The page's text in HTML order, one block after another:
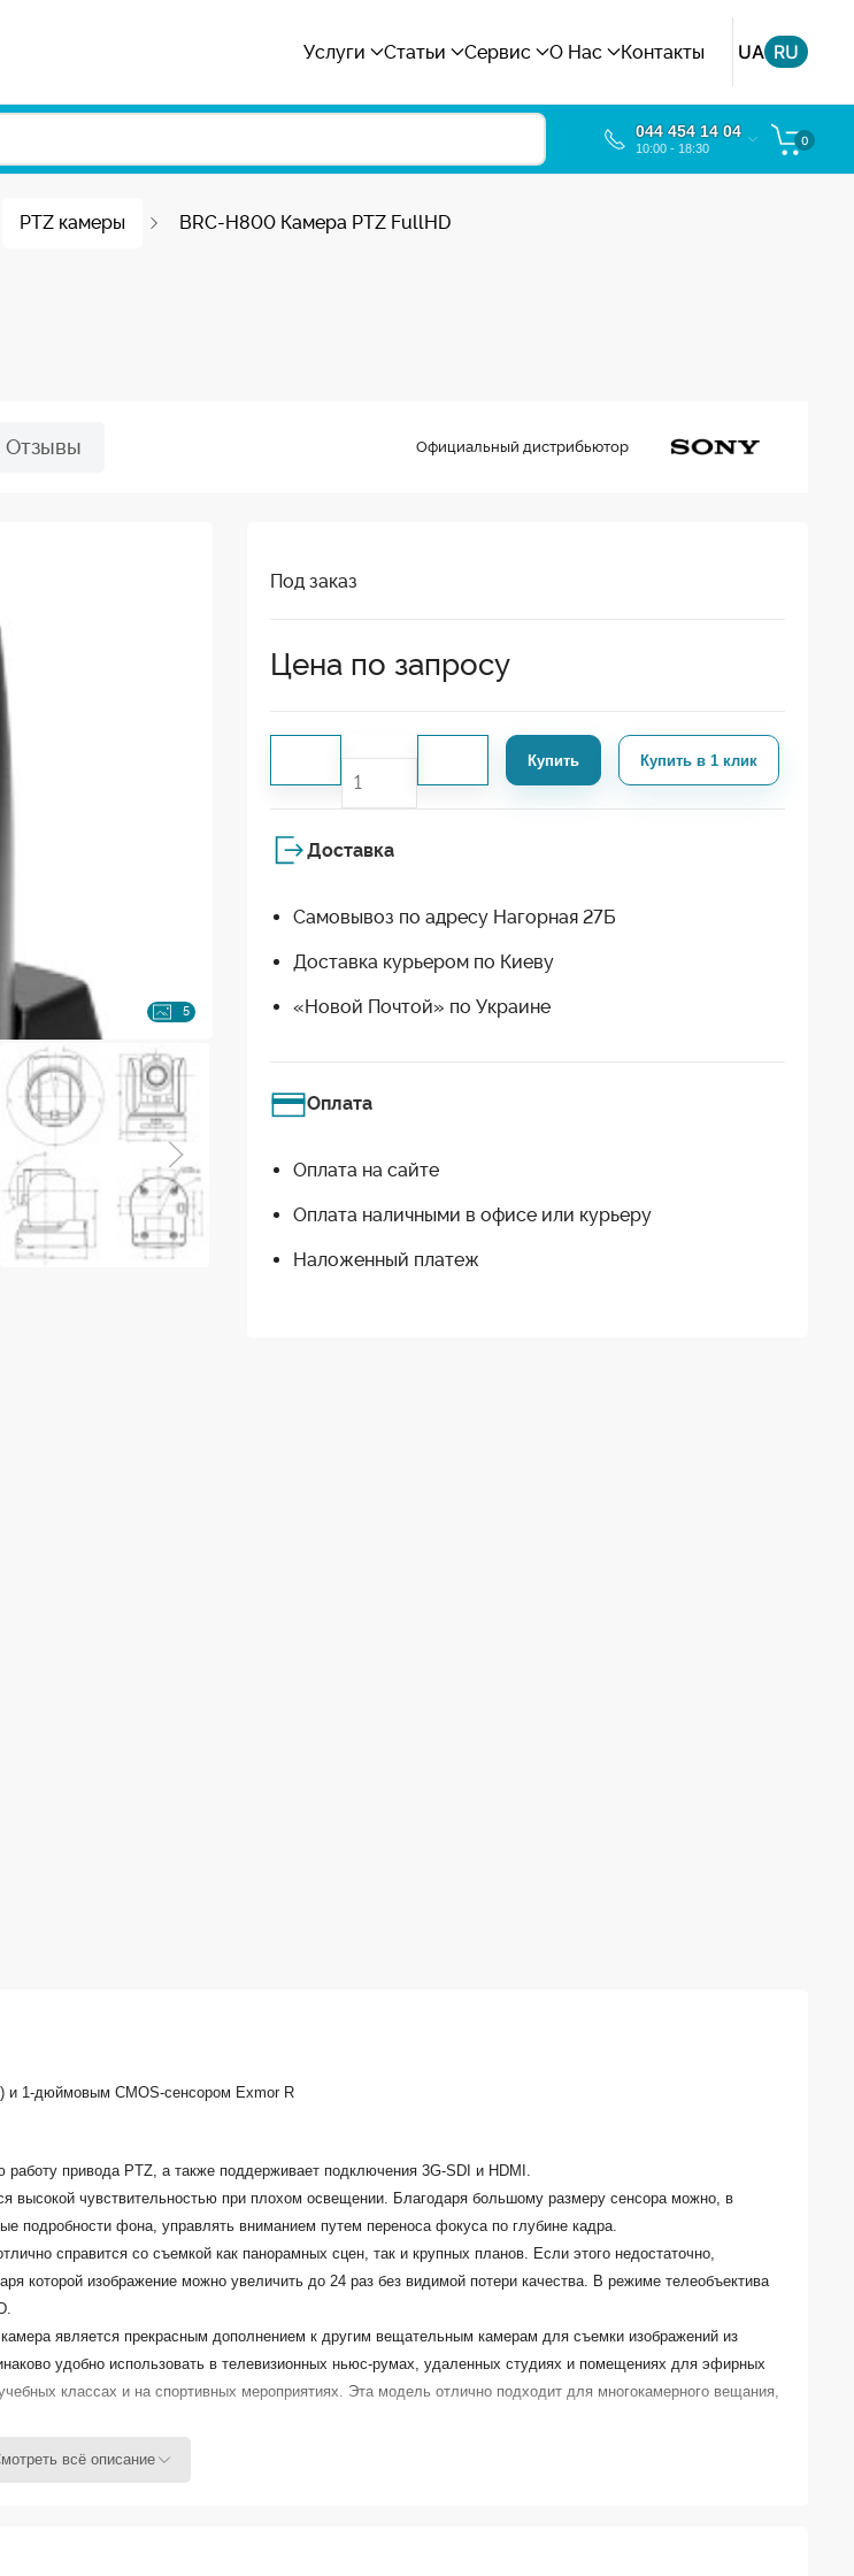
Услуги Статьи Сервис О Нас Контакты UA RU
044 454 14 04
10:00 - 18:30
0
PTZ камеры BRC-H800 Камера PTZ FullHD
Отзывы Официальный дистрибьютор
5
Под заказ
Цена по запросу
Купить Купить в 1 клик
Доставка
Самовывоз по адресу Нагорная 27Б
Доставка курьером по Киеву
«Новой Почтой» по Украине
Оплата
Оплата на сайте
Оплата наличными в офисе или курьеру
Наложенный платеж
и 1-дюймовым CMOS-сенсором Exmor R
привода PTZ, а также поддерживает подключения 3G-SDI и HDMI.
высокой чувствительностью при плохом освещении. Благодаря большому размеру сенсора можно, в
подробности фона, управлять вниманием путем переноса фокуса по глубине кадра.
справится со съемкой как панорамных сцен, так и крупных планов. Если этого недостаточно,
которой изображение можно увеличить до 24 раз без видимой потери качества. В режиме телеобъектива
является прекрасным дополнением к другим вещательным камерам для съемки изображений из
удобно использовать в телевизионных ньюс-румах, удаленных студиях и помещениях для эфирных
классах и на спортивных мероприятиях. Эта модель отлично подходит для многокамерного вещания,
всё описание